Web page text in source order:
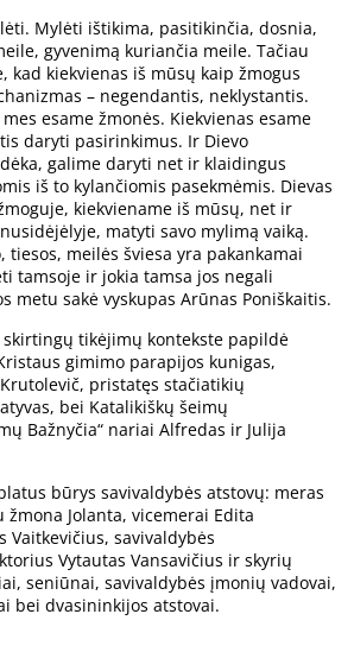
Mylėti ištikima, pasitikinčia, dosnia,
gyvenimą kuriančia meile. Tačiau
kad kiekvienas iš mūsų kaip žmogus
– negendantis, neklystantis.
esame žmonės. Kiekvienas esame
daryti pasirinkimus. Ir Dievo
galime daryti net ir klaidingus
iš to kylančiomis pasekmėmis. Dievas
kiekviename iš mūsų, net ir
matyti savo mylimą vaiką.
tiesos, meilės šviesa yra pakankamai
tamsoje ir jokia tamsa jos negali
metu sakė vyskupas Arūnas Poniškaitis.
tikėjimų kontekste papildė
gimimo parapijos kunigas,
pristatęs stačiatikių
bei Katalikiškų šeimų
Bažnyčia“ nariai Alfredas ir Julija
būrys savivaldybės atstovų: meras
žmona Jolanta, vicemerai Edita
Vaitkevičius, savivaldybės
Vytautas Vansavičius ir skyrių
seniūnai, savivaldybės įmonių vadovai,
bei dvasininkijos atstovai.